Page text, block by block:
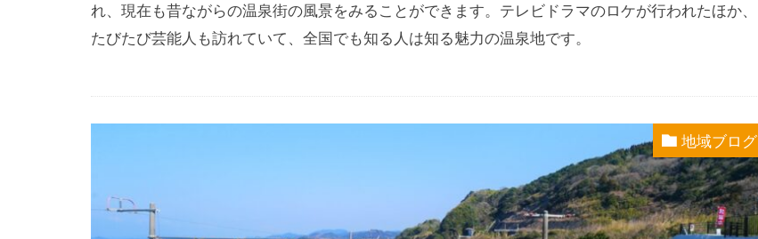
れ、現在も昔ながらの温泉街の風景をみることができます。テレビドラマのロケが行われたほか、
たびたび芸能人も訪れていて、全国でも知る人は知る魅力の温泉地です。
地域ブログ